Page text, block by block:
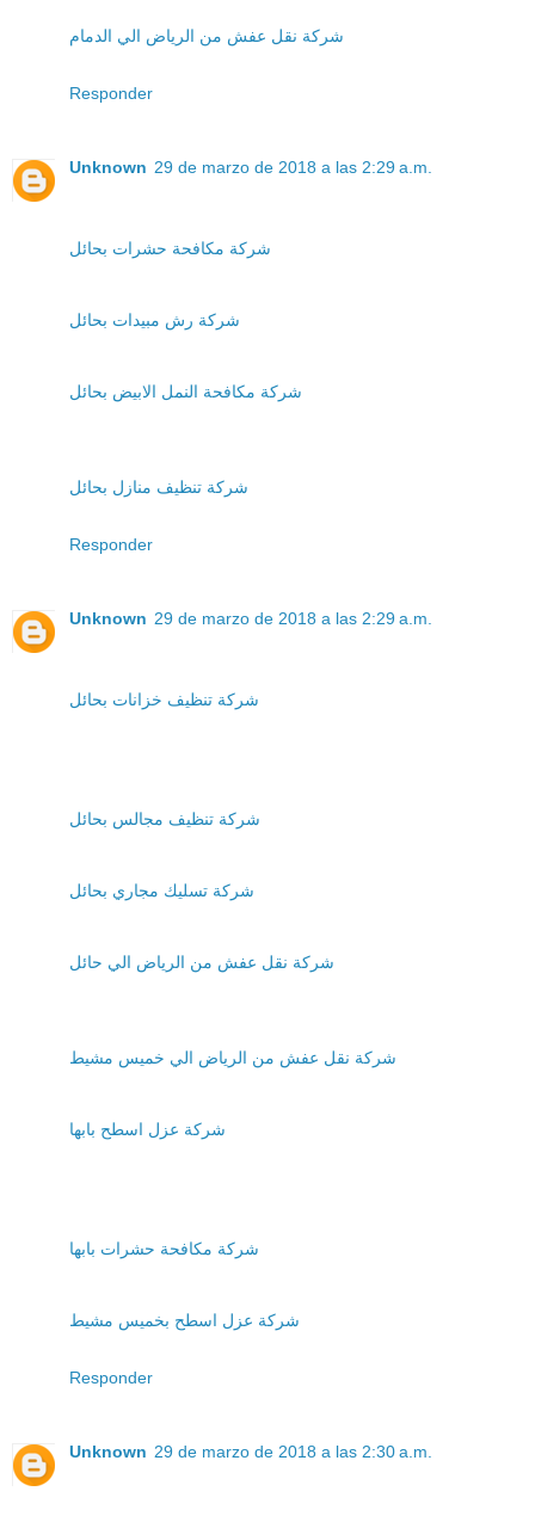
شركة نقل عفش من الرياض الي الدمام
Responder
Unknown 29 de marzo de 2018 a las 2:29 a.m.
شركة مكافحة حشرات بحائل
شركة رش مبيدات بحائل
شركة مكافحة النمل الابيض بحائل
شركة تنظيف منازل بحائل
Responder
Unknown 29 de marzo de 2018 a las 2:29 a.m.
شركة تنظيف خزانات بحائل
شركة تنظيف مجالس بحائل
شركة تسليك مجاري بحائل
شركة نقل عفش من الرياض الي حائل
شركة نقل عفش من الرياض الي خميس مشيط
شركة عزل اسطح بابها
شركة مكافحة حشرات بابها
شركة عزل اسطح بخميس مشيط
Responder
Unknown 29 de marzo de 2018 a las 2:30 a.m.